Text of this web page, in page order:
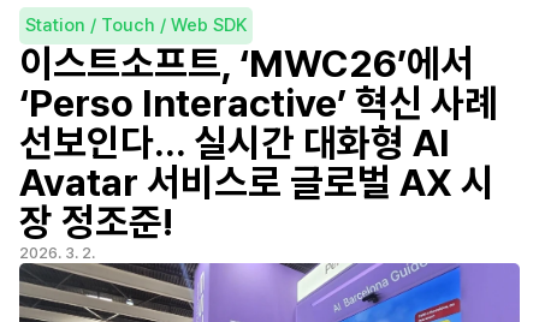
Station / Touch / Web SDK
이스트소프트, ‘MWC26’에서
‘Perso Interactive’ 혁신 사례
선보인다... 실시간 대화형 AI
Avatar 서비스로 글로벌 AX 시
장 정조준!
2026. 3. 2.